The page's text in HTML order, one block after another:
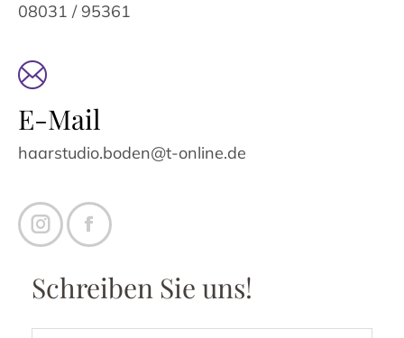
08031 / 95361
E-Mail
haarstudio.boden@t-online.de
InstagramFacebook
Schreiben Sie uns!